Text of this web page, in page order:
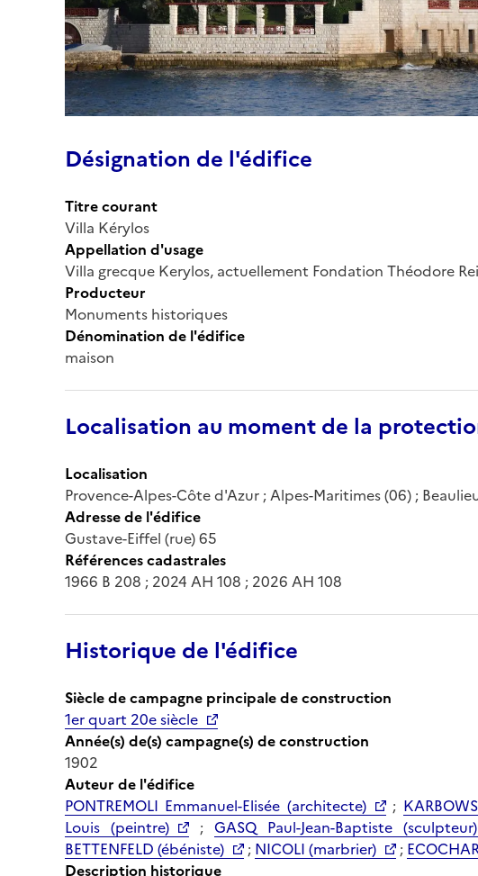
Désignation de l'édifice
Titre courant
Villa Kérylos
Appellation d'usage
Villa grecque Kerylos, actuellement Fondation Théodore
Producteur
Monuments historiques
Dénomination de l'édifice
maison
Localisation au moment de la
Localisation
Provence-Alpes-Côte d'Azur ; Alpes-Maritimes (06) ;
Adresse de l'édifice
Gustave-Eiffel (rue) 65
Références cadastrales
1966 B 208 ; 2024 AH 108 ; 2026 AH 108
Historique de l'édifice
Siècle de campagne principale de construction
1er quart 20e siècle
Année(s) de(s) campagne(s) de construction
1902
Auteur de l'édifice
PONTREMOLI Emmanuel-Elisée (architecte)
;
Louis (peintre)
;GASQ Paul-Jean-Baptiste (sculpteur)
BETTENFELD (ébéniste)
; NICOLI (marbrier) ;
Description historique